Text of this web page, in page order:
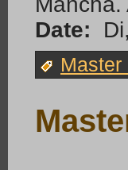
Date:
Master